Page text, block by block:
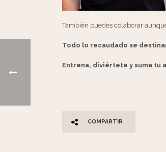
También puedes colaborar
Todo lo recaudado se
Entrena, diviértete y suma tu
COMPARTIR